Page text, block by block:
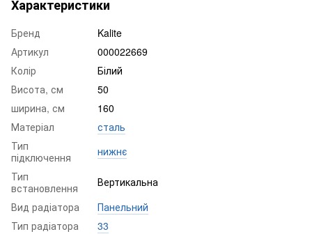
Характеристики
Бренд
Kalite
Артикул
000022669
Колір
Білий
Висота, см
50
ширина, см
160
Матеріал
сталь
Тип
підключення
нижнє
Тип
встановлення
Вертикальна
Вид радіатора
Панельний
Тип радіатора
33